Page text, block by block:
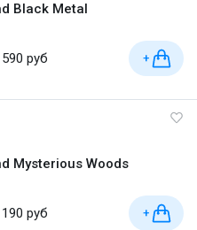
Black Metal
руб +
Mysterious Woods
руб +